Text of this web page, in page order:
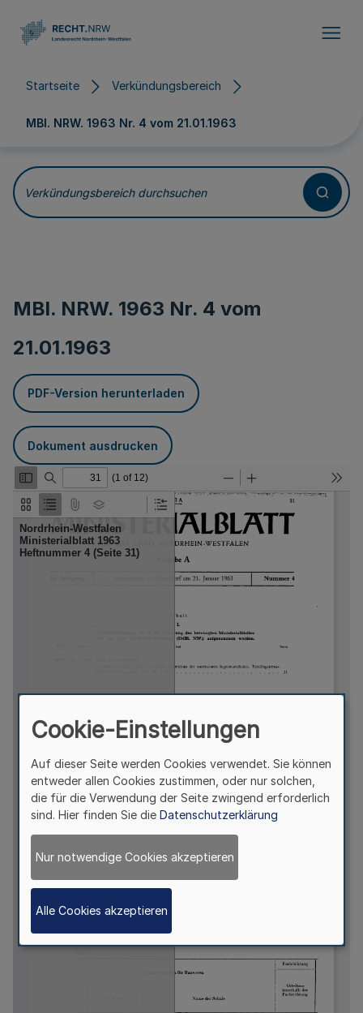
Startseite Verkündungsbereich
MBl. NRW. 1963 Nr. 4 vom 21.01.1963
Verkündungsbereich durchsuchen
MBl. NRW. 1963 Nr. 4 vom
21.01.1963
PDF-Version herunterladen
Dokument ausdrucken
Cookie-Einstellungen
Auf dieser Seite werden Cookies verwendet. Sie können
entweder allen Cookies zustimmen, oder nur solchen,
die für die Verwendung der Seite zwingend erforderlich
sind. Hier finden Sie die Datenschutzerklärung
Nur notwendige Cookies akzeptieren
Alle Cookies akzeptieren